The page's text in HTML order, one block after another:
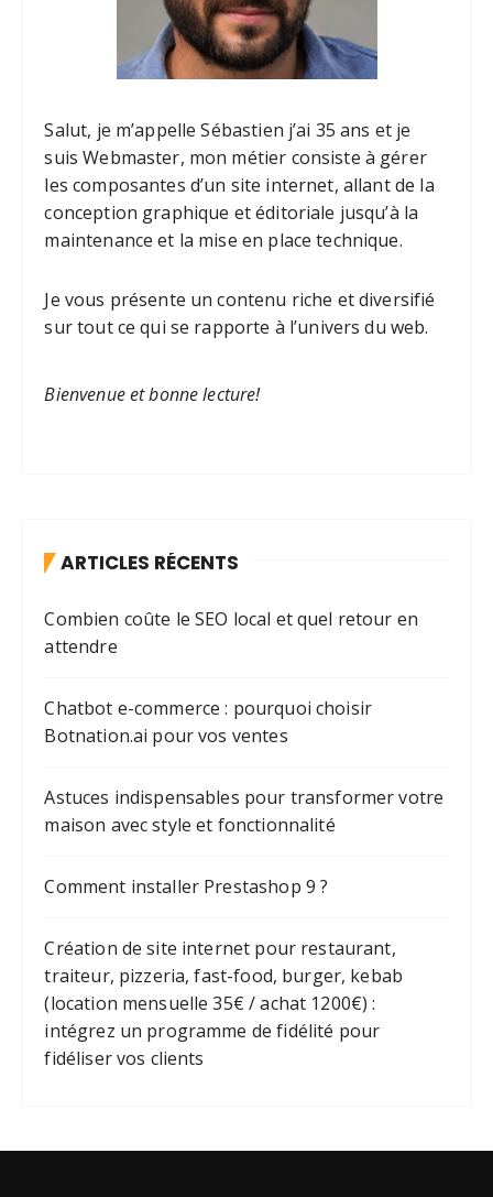
Salut, je m’appelle Sébastien j’ai 35 ans et je
suis Webmaster, mon métier consiste à gérer
les composantes d’un site internet, allant de la
conception graphique et éditoriale jusqu’à la
maintenance et la mise en place technique.
Je vous présente un contenu riche et diversifié
sur tout ce qui se rapporte à l’univers du web.
Bienvenue et bonne lecture!
ARTICLES RÉCENTS
Combien coûte le SEO local et quel retour en
attendre
Chatbot e-commerce : pourquoi choisir
Botnation.ai pour vos ventes
Astuces indispensables pour transformer votre
maison avec style et fonctionnalité
Comment installer Prestashop 9 ?
Création de site internet pour restaurant,
traiteur, pizzeria, fast-food, burger, kebab
(location mensuelle 35€ / achat 1200€) :
intégrez un programme de fidélité pour
fidéliser vos clients